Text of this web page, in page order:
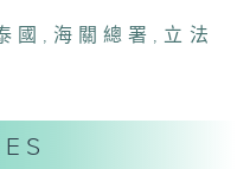
國 , 海關總署 ,立法